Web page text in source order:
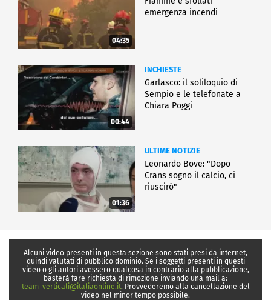
04:35
emergenza incendi
00:44
INCHIESTE
Garlasco: il soliloquio di
Sempio e le telefonate a
Chiara Poggi
01:36
ULTIME NOTIZIE
Leonardo Bove: "Dopo
Crans sogno il calcio, ci
riuscirò"
Alcuni video presenti in questa sezione sono stati presi da internet,
quindi valutati di pubblico dominio. Se i soggetti presenti in questi
video o gli autori avessero qualcosa in contrario alla pubblicazione,
basterà fare richiesta di rimozione inviando una mail a:
team_verticali@italiaonline.it. Provvederemo alla cancellazione del
video nel minor tempo possibile.